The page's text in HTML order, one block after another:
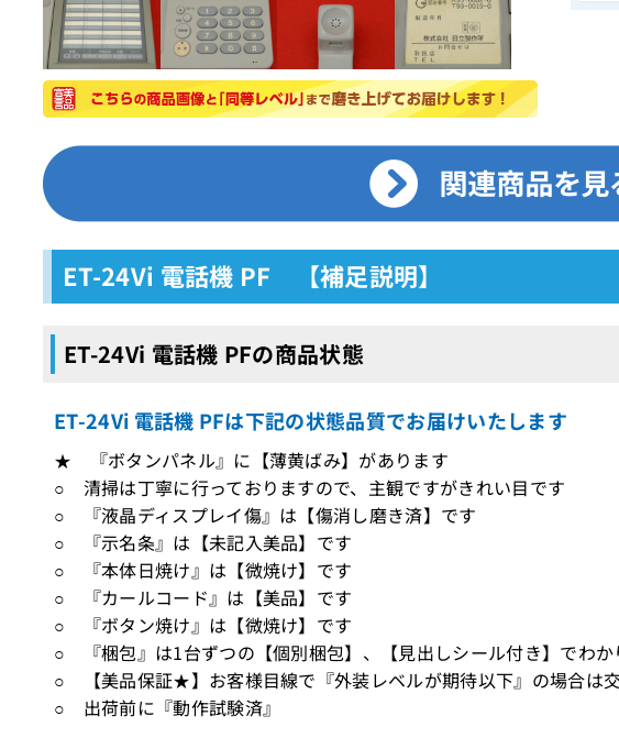
ET-24Vi 電話機 PF 【補足説明】
ET-24Vi 電話機 PFの商品状態
ET-24Vi 電話機 PFは下記の状態品質でお届けいたします
★ 『ボタンパネル』に【薄黄ばみ】があります
○ 清掃は丁寧に行っておりますので、主観ですがきれい目です
○ 『液晶ディスプレイ傷』は【傷消し磨き済】です
○ 『示名条』は【未記入美品】です
○ 『本体日焼け』は【微焼け】です
○ 『カールコード』は【美品】です
○ 『ボタン焼け』は【微焼け】です
○ 『梱包』は1台ずつの【個別梱包】、【見出しシール付き】でわか
○ 【美品保証★】お客様目線で『外装レベルが期待以下』の場合は交
○ 出荷前に『動作試験済』